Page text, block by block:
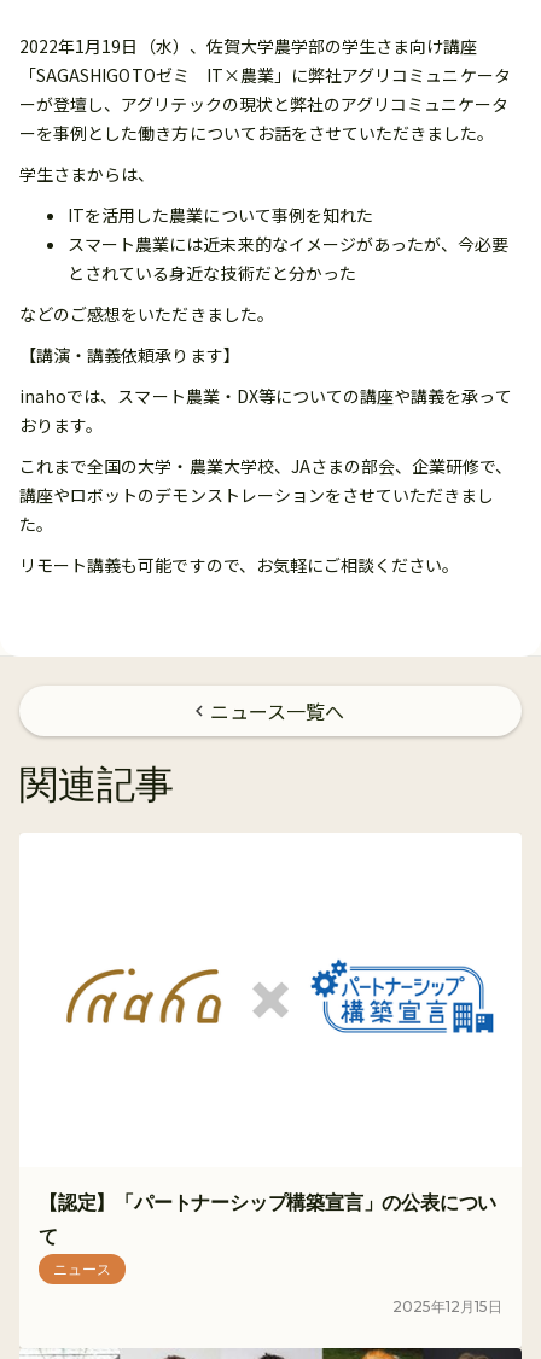
2022年1月19日（水）、佐賀大学農学部の学生さま向け講座
「SAGASHIGOTOゼミ IT×農業」に弊社アグリコミュニケータ
ーが登壇し、アグリテックの現状と弊社のアグリコミュニケータ
ーを事例とした働き方についてお話をさせていただきました。
学生さまからは、
ITを活用した農業について事例を知れた
スマート農業には近未来的なイメージがあったが、今必要
とされている身近な技術だと分かった
などのご感想をいただきました。
【講演・講義依頼承ります】
inahoでは、スマート農業・DX等についての講座や講義を承って
おります。
これまで全国の大学・農業大学校、JAさまの部会、企業研修で、
講座やロボットのデモンストレーションをさせていただきまし
た。
リモート講義も可能ですので、お気軽にご相談ください。
chevron_left ニュース一覧へ
関連記事
【認定】「パートナーシップ構築宣言」の公表につい
て
ニュース
2025年12 月15 日